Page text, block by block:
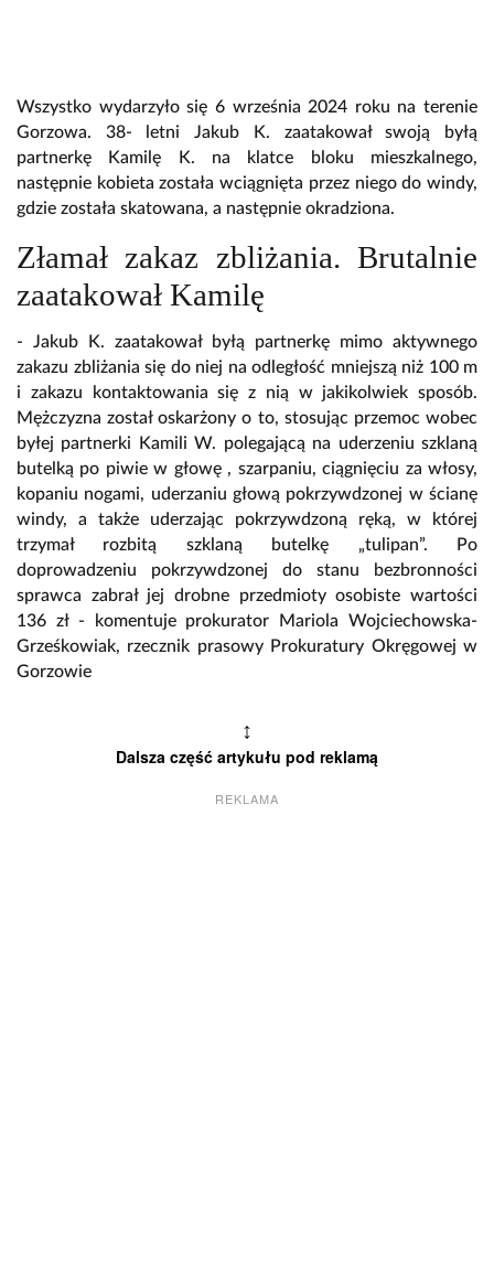
Wszystko wydarzyło się 6 września 2024 roku na terenie
Gorzowa. 38- letni Jakub K. zaatakował swoją byłą
partnerkę Kamilę K. na klatce bloku mieszkalnego,
następnie kobieta została wciągnięta przez niego do windy,
gdzie została skatowana, a następnie okradziona.
Złamał zakaz zbliżania. Brutalnie
zaatakował Kamilę
- Jakub K. zaatakował byłą partnerkę mimo aktywnego
zakazu zbliżania się do niej na odległość mniejszą niż 100 m
i zakazu kontaktowania się z nią w jakikolwiek sposób.
Mężczyzna został oskarżony o to, stosując przemoc wobec
byłej partnerki Kamili W. polegającą na uderzeniu szklaną
butelką po piwie w głowę , szarpaniu, ciągnięciu za włosy,
kopaniu nogami, uderzaniu głową pokrzywdzonej w ścianę
windy, a także uderzając pokrzywdzoną ręką, w której
trzymał rozbitą szklaną butelkę „tulipan”. Po
doprowadzeniu pokrzywdzonej do stanu bezbronności
sprawca zabrał jej drobne przedmioty osobiste wartości
136 zł - komentuje prokurator Mariola Wojciechowska-
Grześkowiak, rzecznik prasowy Prokuratury Okręgowej w
Gorzowie
↕
Dalsza część artykułu pod reklamą
REKLAMA